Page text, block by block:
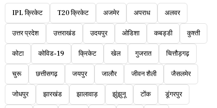
IPL क्रिकेट T20 क्रिकेट अजमेर अपराध अलवर
उत्तर प्रदेश उत्तराखंड उदयपुर ओडिशा कबड्डी कुश्ती
कोटा कोविड-19 क्रिकेट खेल गुजरात चित्तौड़गढ़
चुरू छत्तीसगढ़ जयपुर जालौर जीवन शैली जैसलमेर
जोधपुर झारखंड झालावाड़ झुंझुनू टोंक डूंगरपुर